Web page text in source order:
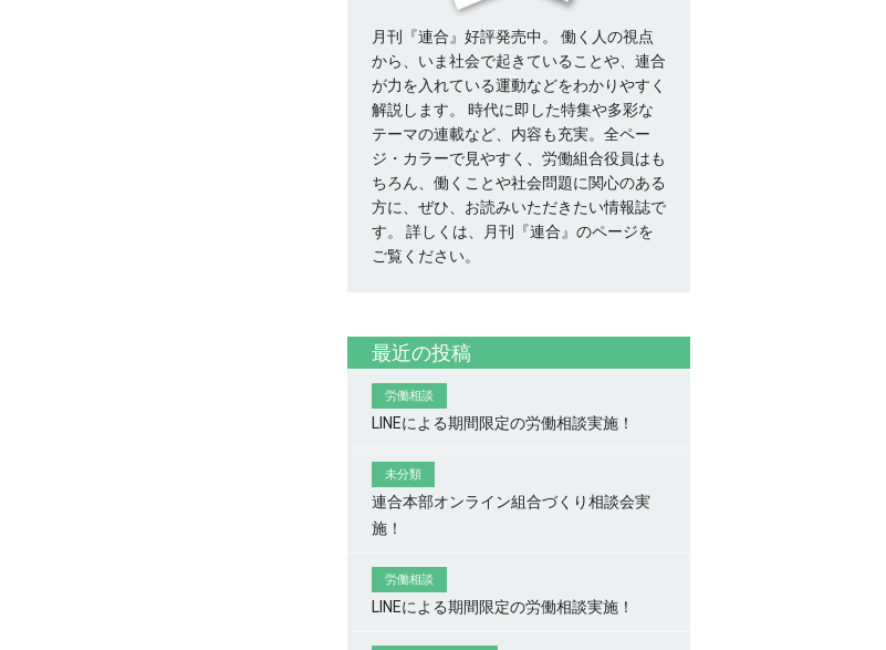
月刊『連合』好評発売中。 働く人の視点
から、いま社会で起きていることや、連合
が力を入れている運動などをわかりやすく
解説します。 時代に即した特集や多彩な
テーマの連載など、内容も充実。全ペー
ジ・カラーで見やすく、労働組合役員はも
ちろん、働くことや社会問題に関心のある
方に、ぜひ、お読みいただきたい情報誌で
す。 詳しくは、月刊『連合』のページを
ご覧ください。
最近の投稿
労働相談
LINEによる期間限定の労働相談実施！
未分類
連合本部オンライン組合づくり相談会実
施！
労働相談
LINEによる期間限定の労働相談実施！